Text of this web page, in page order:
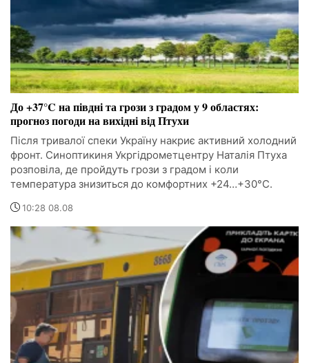
До +37°C на півдні та грози з градом у 9 областях:
прогноз погоди на вихідні від Птухи
Після тривалої спеки Україну накриє активний холодний
фронт. Синоптикиня Укргідрометцентру Наталія Птуха
розповіла, де пройдуть грози з градом і коли
температура знизиться до комфортних +24…+30°C.
10:28 08.08